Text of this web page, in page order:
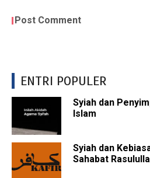
Post Comment
ENTRI POPULER
Syiah dan
Islam
Syiah dan
Sahabat